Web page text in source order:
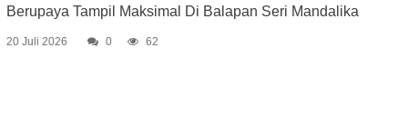
Berupaya Tampil Maksimal Di Balapan Seri Mandalika
20 Juli 2026 0 62